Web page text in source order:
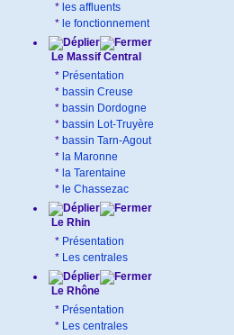
* les affluents
* le fonctionnement
Le Massif Central
* Présentation
* bassin Creuse
* bassin Dordogne
* bassin Lot-Truyère
* bassin Tarn-Agout
* la Maronne
* la Tarentaine
* le Chassezac
Le Rhin
* Présentation
* Les centrales
Le Rhône
* Présentation
* Les centrales